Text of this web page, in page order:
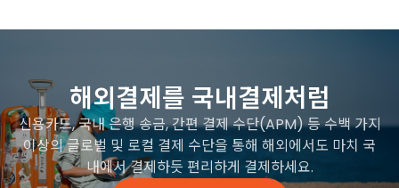
해외결제를 국내결제처럼
신용카드, 국내 은행 송금, 간편 결제 수단(APM) 등 수백 가지
이상의 글로벌 및 로컬 결제 수단을 통해 해외에서도 마치 국
내에서 결제하듯 편리하게 결제하세요.